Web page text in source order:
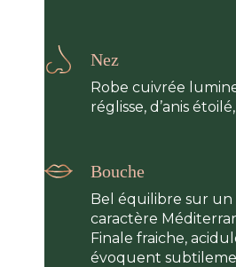
Nez
Robe cuivrée
réglisse, d’anis
Bouche
Bel équilibre sur
caractère
​Finale fraiche,
évoquent